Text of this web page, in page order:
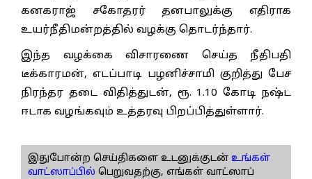
கனகராஜ் சகோதரர் தனபாலுக்கு எதிராக
உயர்நீதிமன்றத்தில் வழக்கு தொடர்ந்தார்.
இந்த வழக்கை விசாரணை செய்த நீதிபதி
டீக்காரமன், எடப்பாடி பழனிச்சாமி குறித்து பேச
நிரந்தர தடை விதித்துடன், ரூ. 1.10 கோடி நஷ்ட
ஈடாக வழங்கவும் உத்தரவு பிறப்பித்துள்ளார்.
இதுபோன்ற செய்திகளை உடனுக்குடன் உங்கள்
வாட்ஸாப்பில் பெறுவதற்கு, எங்கள் வாட்ஸாப்